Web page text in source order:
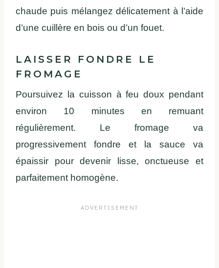
chaude puis mélangez délicatement à l’aide
d’une cuillère en bois ou d’un fouet.
LAISSER FONDRE LE
FROMAGE
Poursuivez la cuisson à feu doux pendant
environ 10 minutes en remuant
régulièrement. Le fromage va
progressivement fondre et la sauce va
épaissir pour devenir lisse, onctueuse et
parfaitement homogène.